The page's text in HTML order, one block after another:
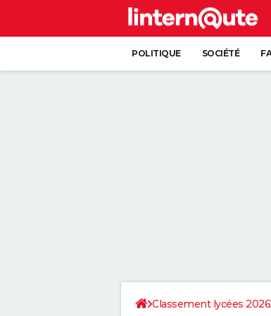
POLITIQUE SOCIÉTÉ
Classement lycées 2026